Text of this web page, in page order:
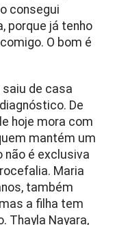
consegui
porque já tenho
O bom é
saiu de casa
De
hoje mora com
mantém um
não é exclusiva
Maria
também
a filha tem
Thayla Nayara,